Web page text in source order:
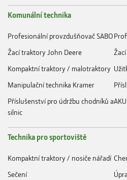
Komunální technika
Profesionální provzdušňovač SABO
Žací traktory John Deere
Kompaktní traktory / malotraktory
Manipulační technika Kramer
Příslušenství pro údržbu chodníků a
silnic
Technika pro sportoviště
Kompaktní traktory / nosiče nářadí
Sečení